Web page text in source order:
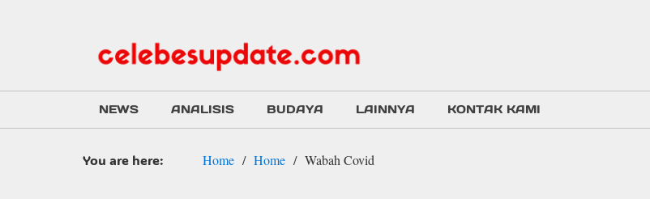
NEWS ANALISIS BUDAYA LAINNYA KONTAK KAMI
You are here: Home Home Wabah Covid